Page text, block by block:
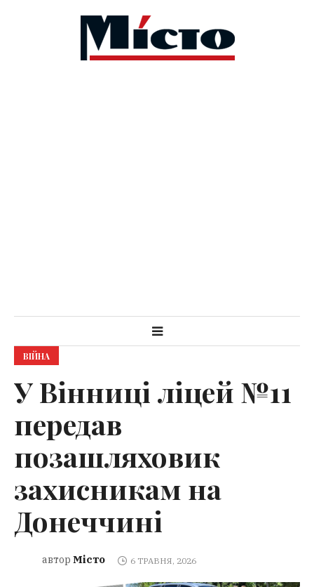
ВІЙНА
У Вінниці ліцей №11
передав
позашляховик
захисникам на
Донеччині
автор Місто 6 ТРАВНЯ, 2026